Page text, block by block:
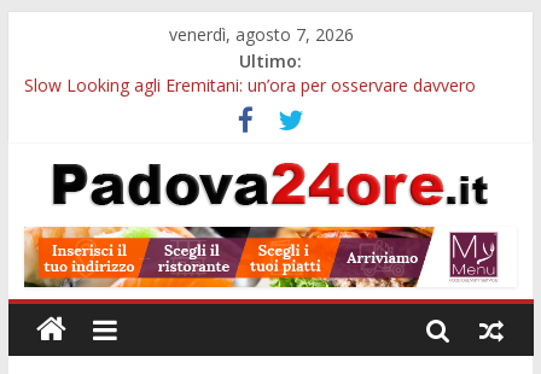
venerdì, agosto 7, 2026
Ultimo:
Slow Looking agli Eremitani: un’ora per osservare davvero
Bando sicurezza urbana Veneto: 650mila euro per Comuni e
Polizie locali
Sicurezza esodo estivo Padova: più controlli su strade, stazioni
Bonus trasporto pubblico Veneto: 200 euro per l’abbonamento
annuale
Notizie di Padova alle ore 10: arresto, fermata Busitalia e
tregua dal caldo